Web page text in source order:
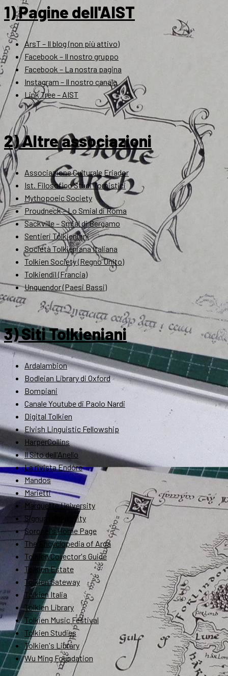
1) Pagine dell'AIST
ArsT – Il blog (non più attivo)
Facebook – Il nostro gruppo
Facebook – La nostra pagina
Instagram – Il nostro canale
Link Tree – AIST
2) Altre associazioni
Associazione Culturale Eriador
Ist. Filosofico Studi Tomistici
Mythopoeic Society
Proudneck – Lo Smial di Roma
Sackville – Smial di Bergamo
Sentieri Tolkieniani
Società Tolkieniana Italiana
Tolkien Society (Regno Unito)
Tolkiendil (Francia)
Unquendor (Paesi Bassi)
3) Siti Tolkieniani
Ardalambion
Bodleian Library di Oxford
Bompiani
Canale Youtube di Paolo Nardi
Digital Tolkien
Elvish Linguistic Fellowship
HarperCollins
Il Sito dell'Anello
La rivista Endóre
Mandos
Marietti
Marquette University
Signum University
Soronel's Home Page
The Encyclopedia of Arda
Tolkien Collector's Guide
Tolkien Estate
Tolkien Gateway
Tolkien Italia
Tolkien Library
Tolkien Music Festival
Tolkien Studies
Tolkien's Library
Wu Ming Foundation